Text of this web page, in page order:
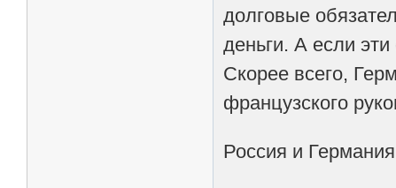
долговые
деньги. А если
Скорее всего,
французского
Россия и